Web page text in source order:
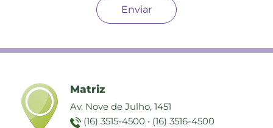
Matriz
Av. Nove de Julho, 1451
(16) 3515-4500 • (16) 3516-4500